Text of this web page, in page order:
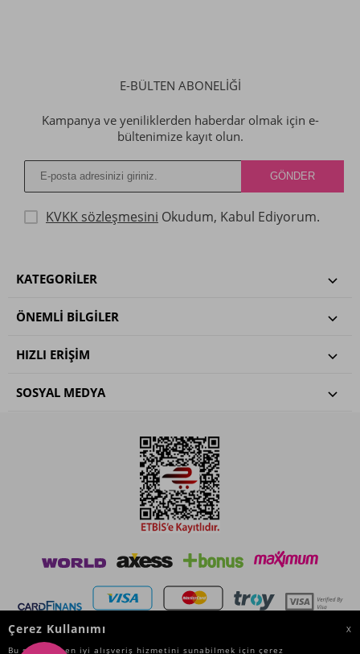
E-BÜLTEN ABONELİĞİ
Kampanya ve yeniliklerden haberdar olmak için e-
bültenimize kayıt olun.
KVKK sözleşmesini Okudum, Kabul Ediyorum.
KATEGORILER
ÖNEMLI BILGILER
HIZLI ERIŞIM
SOSYAL MEDYA
Çerez Kullanımı
X
Bu site size en iyi alışveriş hizmetini sunabilmek için çerez